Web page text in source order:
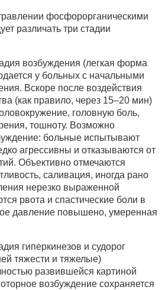
фосфорорганическими
различать три стадии
возбуждения (легкая форма
у больных с начальными
Вскоре после воздействия
(как правило, через 15–20 мин)
головную боль,
тошноту. Возможно
больные испытывают
агрессивны и отказываются от
Объективно отмечаются
саливация, иногда рано
нерезко выраженной
рвота и спастические боли в
давление повышено, умеренная
гиперкинезов и судорог
тяжести и тяжелые)
развившейся картиной
возбуждение сохраняется